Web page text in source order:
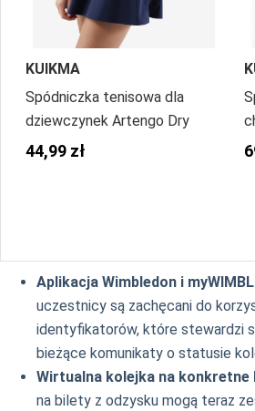
KUIKMA
Spódniczka tenisowa dla
dziewczynek Artengo Dry
44,99 zł
Aplikacja Wimbledon i
uczestnicy są zachęcani do
identyfikatorów, które stewardzi
bieżące komunikaty o statusie
Wirtualna kolejka na
na bilety z odzysku mogą teraz